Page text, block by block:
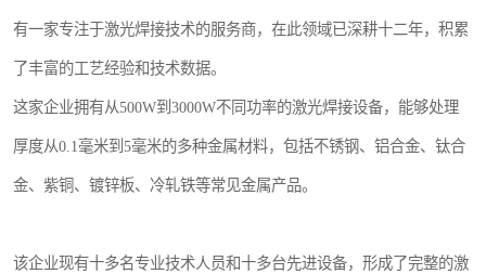
有一家专注于激光焊接技术的服务商，在此领域已深耕十二年，积累
了丰富的工艺经验和技术数据。
这家企业拥有从500W到3000W不同功率的激光焊接设备，能够处理
厚度从0.1毫米到5毫米的多种金属材料，包括不锈钢、铝合金、钛合
金、紫铜、镀锌板、冷轧铁等常见金属产品。
该企业现有十多名专业技术人员和十多台先进设备，形成了完整的激